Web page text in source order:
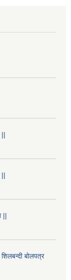
||
||
||
बोलपत्र